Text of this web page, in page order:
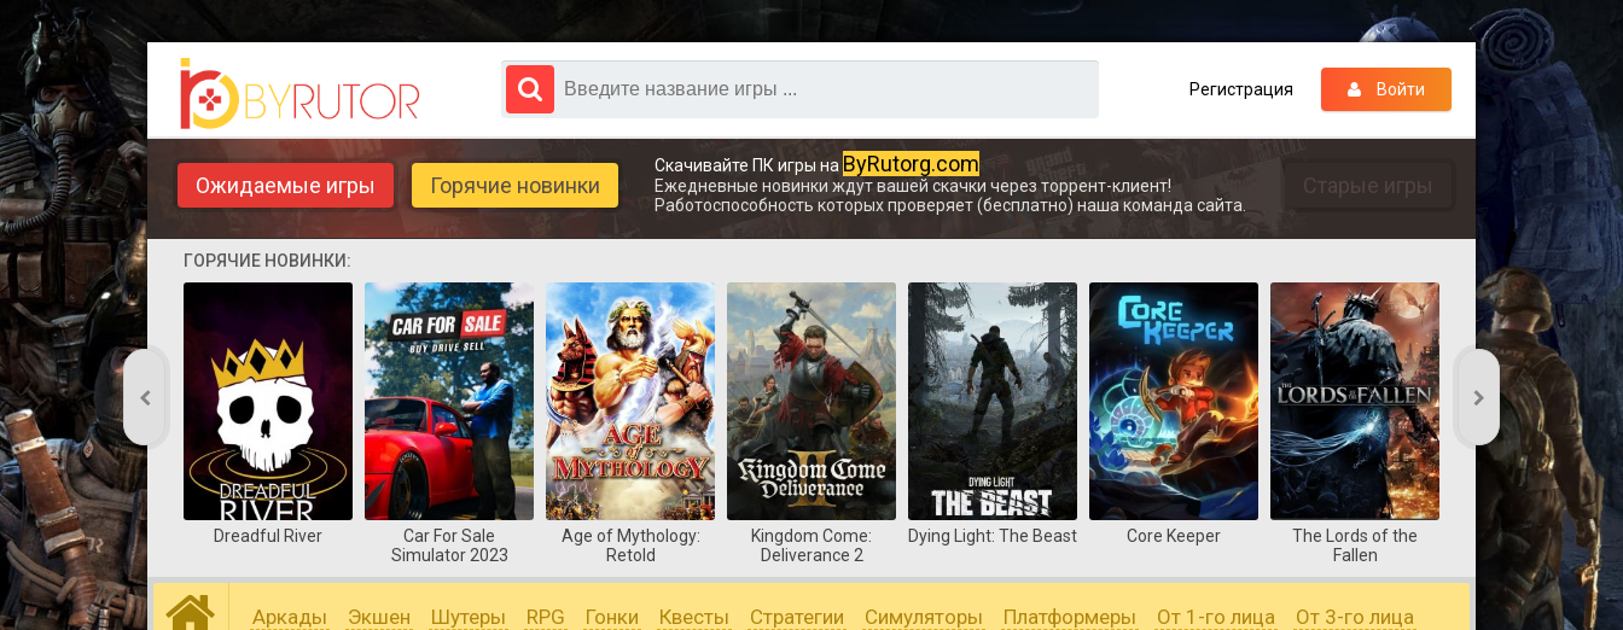
Регистрация Войти
Ожидаемые игры Горячие новинки Старые игры
Скачивайте ПК игры на ByRutorg.com
Ежедневные новинки ждут вашей скачки через торрент-клиент!
Работоспособность которых проверяет (бесплатно) наша команда сайта.
ГОРЯЧИЕ НОВИНКИ:
Dreadful River
Car For Sale
Simulator 2023
Age of Mythology:
Retold
Kingdom Come:
Deliverance 2
Dying Light: The Beast Core Keeper
The Lords of the
Fallen
REANIMAL
Аркады Экшен Шутеры RPG Гонки Квесты Стратегии Симуляторы Платформеры От 1-го лица От 3-го лица